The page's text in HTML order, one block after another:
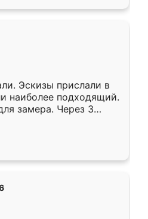
Эскизы прислали в
наиболее подходящий.
замера. Через 3
готова. Остались
Ренессанс
работу!